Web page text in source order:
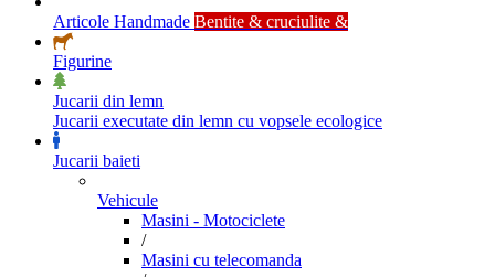
Articole Handmade Bentite & cruciulite &
Figurine
Jucarii din lemn
Jucarii executate din lemn cu vopsele ecologice
Jucarii baieti
Vehicule
Masini - Motociclete
/
Masini cu telecomanda